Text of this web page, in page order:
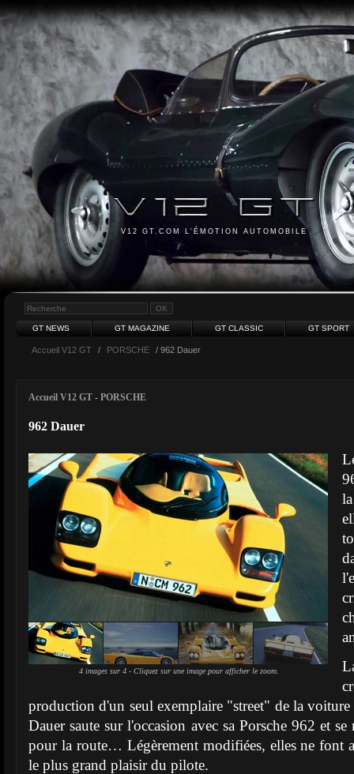
V12 GT.COM L'ÉMOTION AUTOMOBILE
GT NEWS GT MAGAZINE GT CLASSIC GT SPORT
Accueil V12 GT / PORSCHE / 962 Dauer
Accueil V12 GT - PORSCHE
962 Dauer
4 images sur 4 - Cliquez sur une image pour afficher le zoom.
production d'un seul exemplaire "street" de la
Dauer saute sur l'occasion avec sa Porsche 962 et
pour la route… Légèrement modifiées, elles ne font
le plus grand plaisir du pilote.